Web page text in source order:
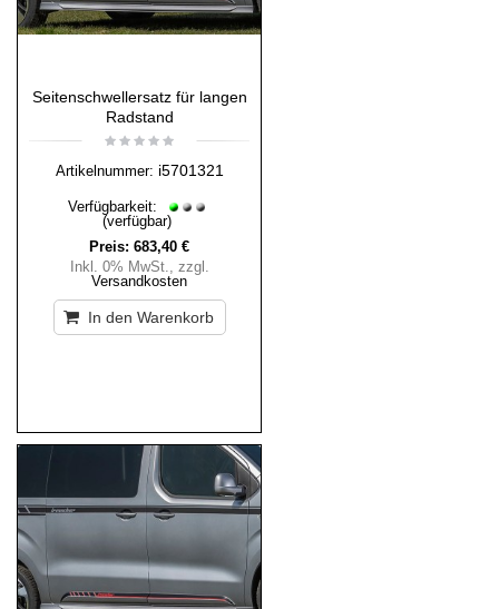
Seitenschwellersatz für langen
Radstand
Artikelnummer: i5701321
Verfügbarkeit:
(verfügbar)
Preis: 683,40 €
Inkl. 0% MwSt., zzgl.
Versandkosten
In den Warenkorb